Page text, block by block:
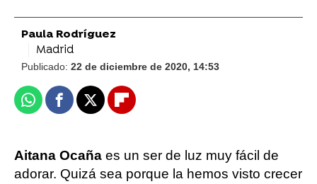
Paula Rodríguez
Madrid
Publicado: 22 de diciembre de 2020, 14:53
WhatsappFacebook
X Flipboard
Aitana Ocaña es un ser de luz muy fácil de
adorar. Quizá sea porque la hemos visto crecer